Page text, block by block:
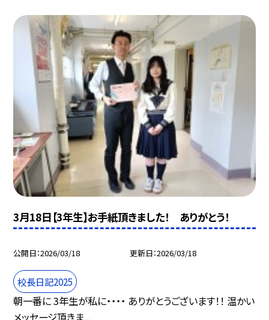
3月18日【3年生】お手紙頂きました！ ありがとう！
公開日 2026/03/18 更新日 2026/03/18
校長日記2025
朝一番に 3年生が私に・・・・ ありがとうございます！！ 温かい